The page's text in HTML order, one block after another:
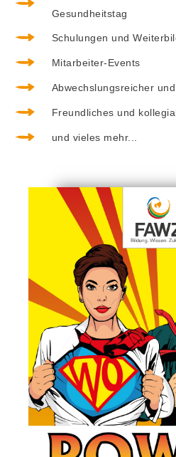
Gesundheitstag
Schulungen und
Mitarbeiter-Events
Abwechslungsreicher
Freundliches und
und vieles mehr...